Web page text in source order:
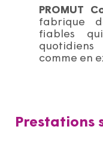
PROMUT
fabrique
fiables
comme en
Prestations